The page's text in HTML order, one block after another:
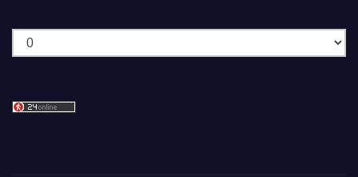
Ιστορικό